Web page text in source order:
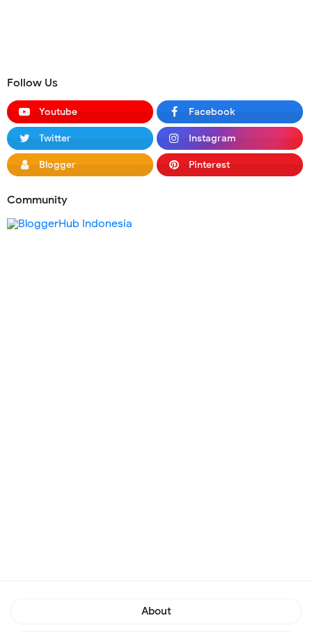
Follow Us
Youtube Facebook
Twitter Instagram
Blogger Pinterest
Community
About